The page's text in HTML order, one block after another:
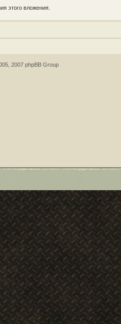
этого вложения.
2007 phpBB Group